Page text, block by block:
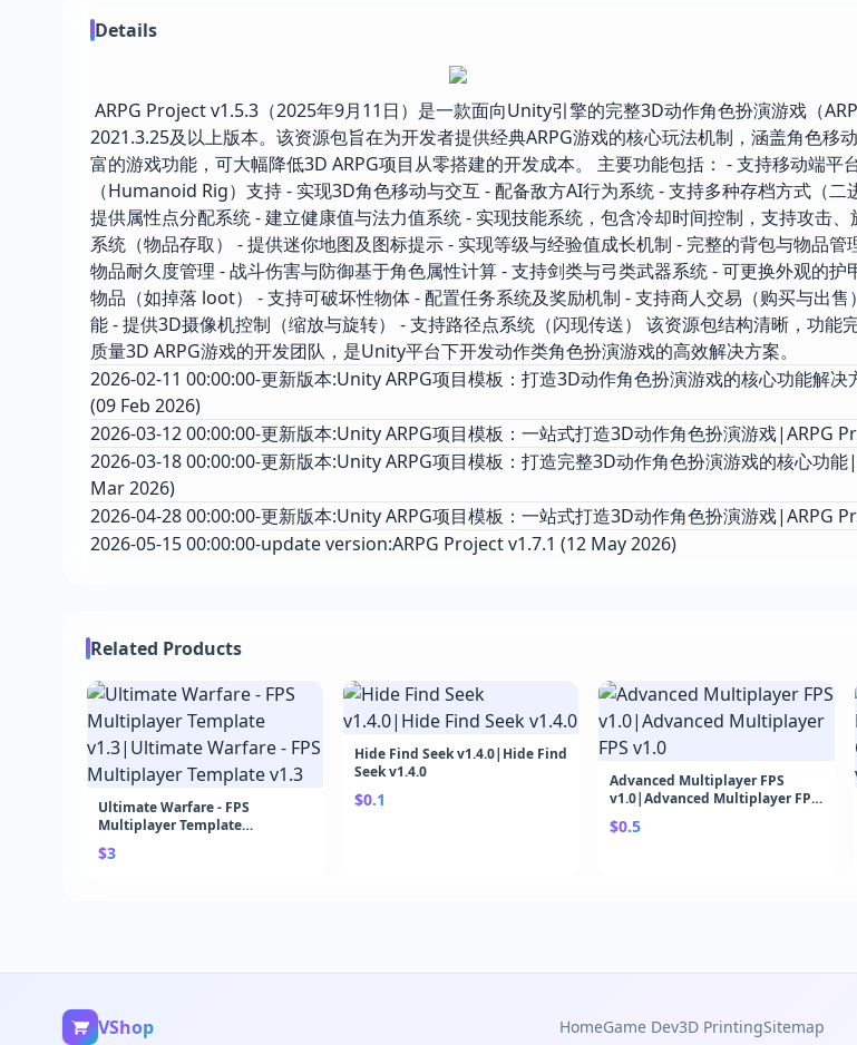
Details
ARPG Project v1.5.3（2025年9月11日）是一款面向Unity引擎的完整3D动作角色扮演游戏（
2021.3.25及以上版本。该资源包旨在为开发者提供经典ARPG游戏的核心玩法机制，涵盖角色移
富的游戏功能，可大幅降低3D ARPG项目从零搭建的开发成本。 主要功能包括： - 支持移动端平
（Humanoid Rig）支持 - 实现3D角色移动与交互 - 配备敌方AI行为系统 - 支持多种存档方式（
提供属性点分配系统 - 建立健康值与法力值系统 - 实现技能系统，包含冷却时间控制，支持攻击
系统（物品存取） - 提供迷你地图及图标提示 - 实现等级与经验值成长机制 - 完整的背包与物品管
物品耐久度管理 - 战斗伤害与防御基于角色属性计算 - 支持剑类与弓类武器系统 - 可更换外观的护
物品（如掉落 loot） - 支持可破坏性物体 - 配置任务系统及奖励机制 - 支持商人交易（购买与出
能 - 提供3D摄像机控制（缩放与旋转） - 支持路径点系统（闪现传送） 该资源包结构清晰，功能
质量3D ARPG游戏的开发团队，是Unity平台下开发动作类角色扮演游戏的高效解决方案。
2026-02-11 00:00:00-更新版本:Unity ARPG项目模板：打造3D动作角色扮演游戏的核心功能解
(09 Feb 2026)
2026-03-12 00:00:00-更新版本:Unity ARPG项目模板：一站式打造3D动作角色扮演游戏|ARPG
2026-03-18 00:00:00-更新版本:Unity ARPG项目模板：打造完整3D动作角色扮演游戏的核心功
Mar 2026)
2026-04-28 00:00:00-更新版本:Unity ARPG项目模板：一站式打造3D动作角色扮演游戏|ARPG
2026-05-15 00:00:00-update version:ARPG Project v1.7.1 (12 May 2026)
Related Products
Ultimate Warfare - FPS
Multiplayer Template
v1.3|Ultimate Warfare - FPS
Multiplayer Template v1.3
$3
Hide Find Seek v1.4.0|Hide Find
Seek v1.4.0
$0.1
Advanced Multiplayer FPS
v1.0|Advanced Multiplayer FPS
v1.0
$0.5
VShop HomeGame Dev3D PrintingSitemap